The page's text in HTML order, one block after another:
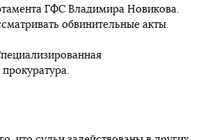
ГФС Владимира Новикова.
обвинительные акты.